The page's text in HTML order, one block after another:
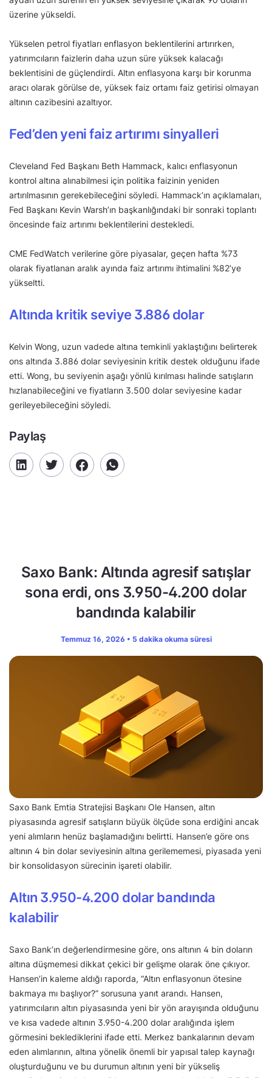
üzerine yükseldi.
Yükselen petrol fiyatları enflasyon beklentilerini artırırken,
yatırımcıların faizlerin daha uzun süre yüksek kalacağı
beklentisini de güçlendirdi. Altın enflasyona karşı bir korunma
aracı olarak görülse de, yüksek faiz ortamı faiz getirisi olmayan
altının cazibesini azaltıyor.
Fed’den yeni faiz artırımı sinyalleri
Cleveland Fed Başkanı Beth Hammack, kalıcı enflasyonun
kontrol altına alınabilmesi için politika faizinin yeniden
artırılmasının gerekebileceğini söyledi. Hammack’ın açıklamaları,
Fed Başkanı Kevin Warsh’ın başkanlığındaki bir sonraki toplantı
öncesinde faiz artırımı beklentilerini destekledi.
CME FedWatch verilerine göre piyasalar, geçen hafta %73
olarak fiyatlanan aralık ayında faiz artırımı ihtimalini %82’ye
yükseltti.
Altında kritik seviye 3.886 dolar
Kelvin Wong, uzun vadede altına temkinli yaklaştığını belirterek
ons altında 3.886 dolar seviyesinin kritik destek olduğunu ifade
etti. Wong, bu seviyenin aşağı yönlü kırılması halinde satışların
hızlanabileceğini ve fiyatların 3.500 dolar seviyesine kadar
gerileyebileceğini söyledi.
Paylaş
Saxo Bank: Altında agresif satışlar
sona erdi, ons 3.950-4.200 dolar
bandında kalabilir
Temmuz 16, 2026 • 5 dakika okuma süresi
Saxo Bank Emtia Stratejisi Başkanı Ole Hansen, altın
piyasasında agresif satışların büyük ölçüde sona erdiğini ancak
yeni alımların henüz başlamadığını belirtti. Hansen’e göre ons
altının 4 bin dolar seviyesinin altına gerilememesi, piyasada yeni
bir konsolidasyon sürecinin işareti olabilir.
Altın 3.950-4.200 dolar bandında
kalabilir
Saxo Bank’ın değerlendirmesine göre, ons altının 4 bin doların
altına düşmemesi dikkat çekici bir gelişme olarak öne çıkıyor.
Hansen’in kaleme aldığı raporda, “Altın enflasyonun ötesine
bakmaya mı başlıyor?” sorusuna yanıt arandı. Hansen,
yatırımcıların altın piyasasında yeni bir yön arayışında olduğunu
ve kısa vadede altının 3.950-4.200 dolar aralığında işlem
görmesini beklediklerini ifade etti. Merkez bankalarının devam
eden alımlarının, altına yönelik önemli bir yapısal talep kaynağı
oluşturduğunu ve bu durumun altının yeni bir yükseliş